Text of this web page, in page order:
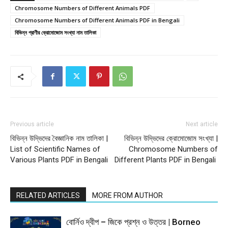
Chromosome Numbers of Different Animals PDF
Chromosome Numbers of Different Animals PDF in Bengali
বিভিন্ন প্রাণীর ক্রোমোজোম সংখ্যা নাম তালিকা
Previous article
বিভিন্ন উদ্ভিদের বৈজ্ঞানিক নাম তালিকা |
List of Scientific Names of
Various Plants PDF in Bengali
Next article
বিভিন্ন উদ্ভিদের ক্রোমোজোম সংখ্যা |
Chromosome Numbers of
Different Plants PDF in Bengali
RELATED ARTICLES MORE FROM AUTHOR
বোর্নিও দ্বীপ – জিকে প্রশ্ন ও উত্তর | Borneo